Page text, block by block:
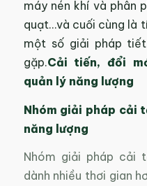
máy nén khí và phân
quạt…và cuối cùng là
một số giải pháp
gặp.Cải tiến, đổi
quản lý năng lượng
Nhóm giải pháp cải
năng lượng
Nhóm giải pháp cải
dành nhiều thơi gian